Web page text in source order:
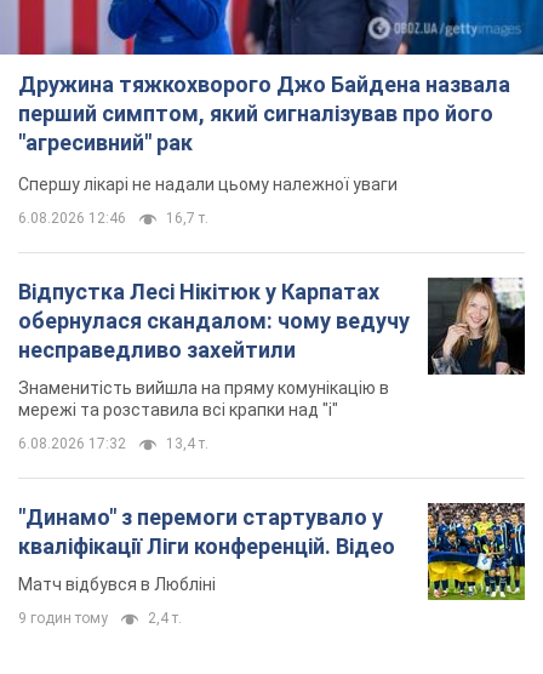
Дружина тяжкохворого Джо Байдена назвала
перший симптом, який сигналізував про його
"агресивний" рак
Спершу лікарі не надали цьому належної уваги
6.08.2026 12:46 16,7 т.
Відпустка Лесі Нікітюк у Карпатах
обернулася скандалом: чому ведучу
несправедливо захейтили
Знаменитість вийшла на пряму комунікацію в
мережі та розставила всі крапки над "і"
6.08.2026 17:32 13,4 т.
"Динамо" з перемоги стартувало у
кваліфікації Ліги конференцій. Відео
Матч відбувся в Любліні
9 годин тому 2,4 т.